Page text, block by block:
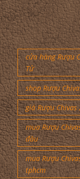
cửa hàng Rượu
Tử
shop Rượu
giá Rượu Chivas
mua Rượu
đâu
mua Rượu
tphcm